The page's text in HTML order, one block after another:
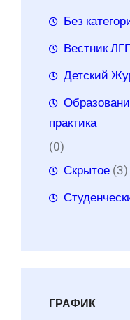
Без
Вестник
Детский
практика
(0)
Скрытое (3)
ГРАФИК